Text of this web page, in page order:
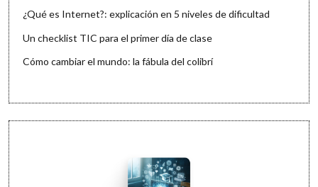
¿Qué es Internet?: explicación en 5 niveles de dificultad
Un checklist TIC para el primer día de clase
Cómo cambiar el mundo: la fábula del colibrí